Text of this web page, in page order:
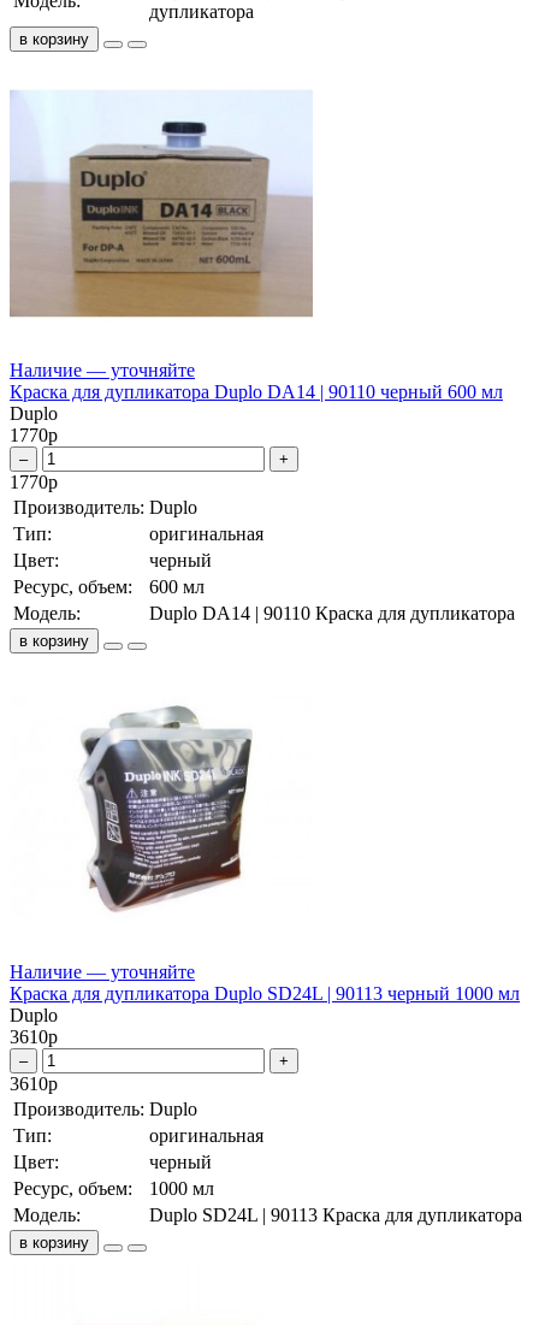
дупликатора
в корзину
Наличие — уточняйте
Краска для дупликатора Duplo DA14 | 90110 черный 600 мл
Duplo
1770р
– +
1770р
Производитель: Duplo
Тип:
оригинальная
Цвет:
черный
Ресурс, объем:
600 мл
Модель:
Duplo DA14 | 90110 Краска для дупликатора
в корзину
Наличие — уточняйте
Краска для дупликатора Duplo SD24L | 90113 черный 1000 мл
Duplo
3610р
– +
3610р
Производитель: Duplo
Тип:
оригинальная
Цвет:
черный
Ресурс, объем:
1000 мл
Модель:
Duplo SD24L | 90113 Краска для дупликатора
в корзину